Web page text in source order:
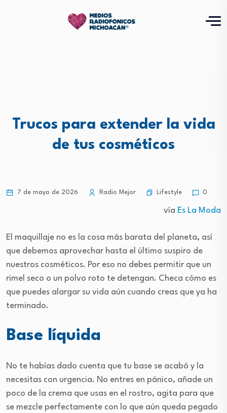
Trucos para extender la vida
de tus cosméticos
7 de mayo de 2026 Radio Mejor Lifestyle 0
vía Es La Moda
El maquillaje no es la cosa más barata del planeta, así
que debemos aprovechar hasta el último suspiro de
nuestros cosméticos. Por eso no debes permitir que un
rimel seco o un polvo roto te detengan. Checa cómo es
que puedes alargar su vida aún cuando creas que ya ha
terminado.
Base líquida
No te habías dado cuenta que tu base se acabó y la
necesitas con urgencia. No entres en pánico, añade un
poco de la crema que usas en el rostro, agita para que
se mezcle perfectamente con lo que aún queda pegado